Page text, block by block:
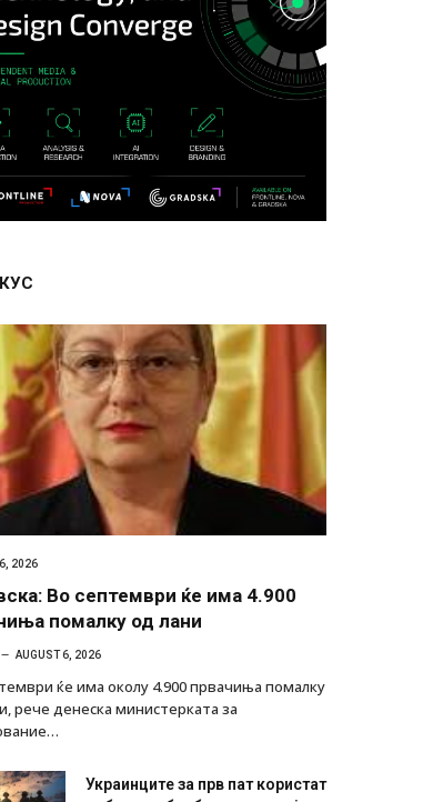
2026
Во септември ќе има 4.900
помалку од лани
AUGUST 6, 2026
ќе има околу 4.900 првачиња помалку
рече денеска министерката за
Украинците за прв пат користат